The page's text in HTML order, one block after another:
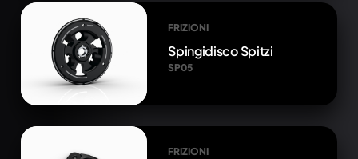
FRIZIONI
Spingidisco Spitzi
SP05
FRIZIONI